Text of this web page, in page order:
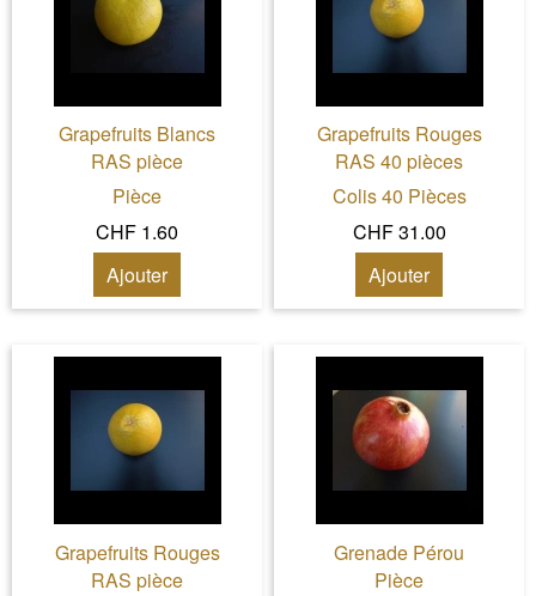
Grapefruits Blancs
RAS pièce
Pièce
CHF 1.60
Ajouter
Grapefruits Rouges
RAS 40 pièces
Colis 40 Pièces
CHF 31.00
Ajouter
Grapefruits Rouges
RAS pièce
Grenade Pérou
Pièce